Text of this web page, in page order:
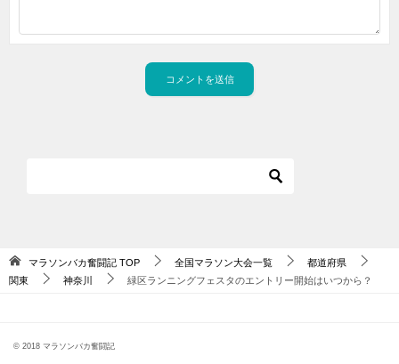
マラソンバカ奮闘記 TOP 全国マラソン大会一覧
都道府県
関東
神奈川 緑区ランニングフェスタのエントリー開始はいつから？
© 2018 マラソンバカ奮闘記